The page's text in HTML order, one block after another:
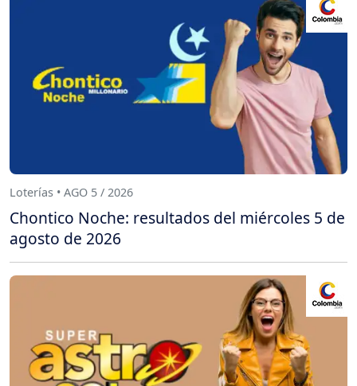
Loterías • AGO 5 / 2026
Chontico Noche: resultados del miércoles 5 de
agosto de 2026